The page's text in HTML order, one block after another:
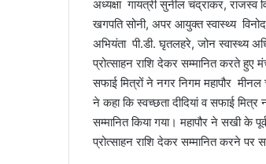
अध्यक्षा गायत्री सुनील चंद्राकर, राजस्व
खगपति सोनी, अपर आयुक्त स्वास्थ्य
अभियंता पी.डी. घृतलहरे, जोन स्वास्थ्य
प्रोत्साहन राशि देकर सम्मानित करते हुए
सफाई मित्रों ने नगर निगम महापौर मीनल
ने कहा कि स्वच्छता दीदियां व सफाई
सम्मानित किया गया। महापौर ने सखी
प्रोत्साहन राशि देकर सम्मानित करने पर